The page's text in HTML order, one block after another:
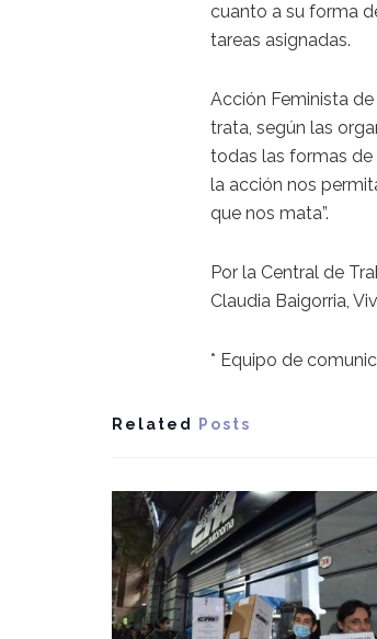
cuanto a su forma
tareas asignadas.
Acción Feminista
trata, según las
todas las formas
la acción nos
que nos mata”.
Por la Central de
Claudia Baigorria,
* Equipo de
Related Posts